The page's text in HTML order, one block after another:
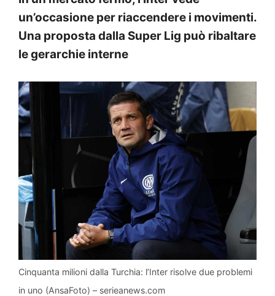
un’occasione per riaccendere i movimenti.
Una proposta dalla Super Lig può ribaltare
le gerarchie interne
Cinquanta milioni dalla Turchia: l’Inter risolve due problemi
in uno (AnsaFoto) – serieanews.com